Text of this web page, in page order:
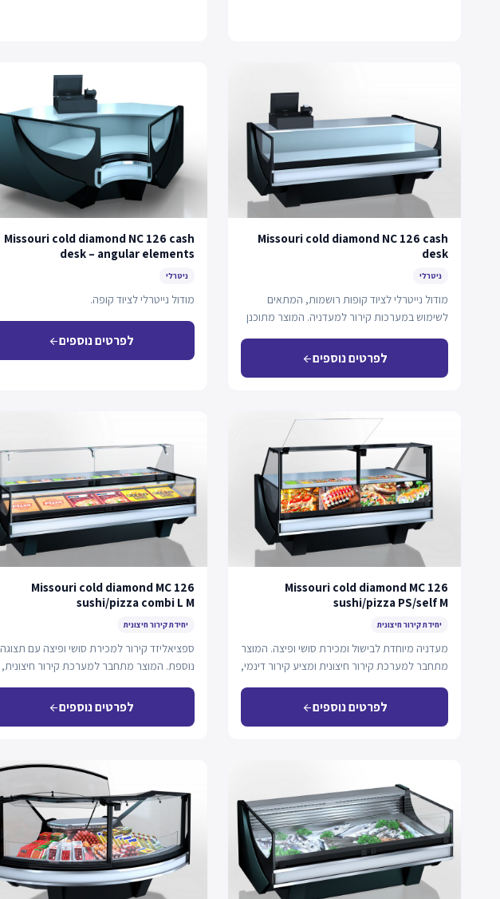
Missouri cold diamond NC 126 cash
desk
ניטרלי
מודול נייטרלי לציוד קופות רושמות, המתאים
לשימוש במערכות קירור למעדניה. המוצר מתוכנן
לפרטים נוספיםarrow_back
Missouri cold diamond NC 126 cash
desk – angular elements
ניטרלי
מודול נייטרלי לציוד קופה.
לפרטים נוספיםarrow_back
Missouri cold diamond MC 126
sushi/pizza PS/self M
יחידת קירור חיצונית
מעדניה מיוחדת לבישול ומכירת סושי ופיצה. המוצר
מתחבר למערכת קירור חיצונית ומציע קירור דינמי,
לפרטים נוספיםarrow_back
Missouri cold diamond MC 126
sushi/pizza combi L M
יחידת קירור חיצונית
ספציאליזד קירור למכירת סושי ופיצה עם תצוגה
נוספת. המוצר מתחבר למערכת קירור חיצונית,
לפרטים נוספיםarrow_back